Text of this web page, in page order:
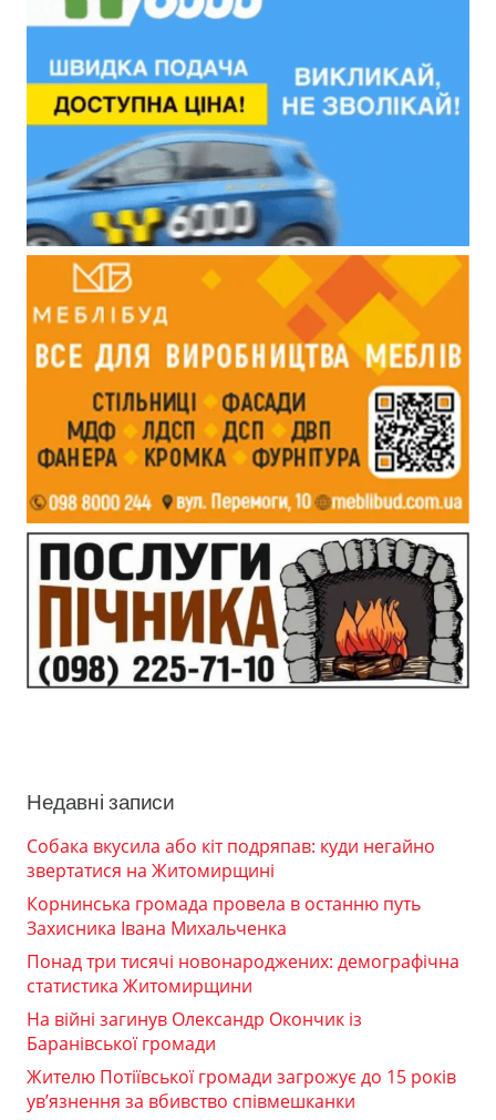
Недавні записи
Собака вкусила або кіт подряпав: куди негайно
звертатися на Житомирщині
Корнинська громада провела в останню путь
Захисника Івана Михальченка
Понад три тисячі новонароджених: демографічна
статистика Житомирщини
На війні загинув Олександр Окончик із
Баранівської громади
Жителю Потіївської громади загрожує до 15 років
ув’язнення за вбивство співмешканки